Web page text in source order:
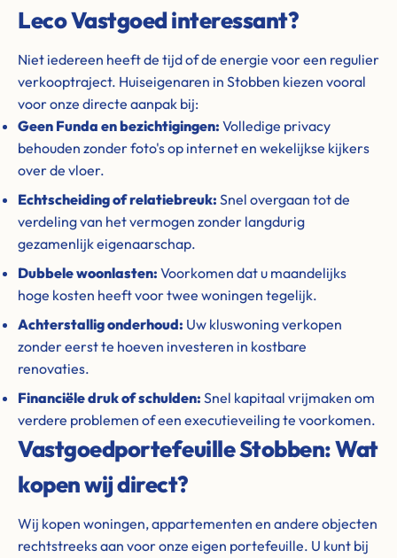
Leco Vastgoed interessant?
Niet iedereen heeft de tijd of de energie voor een regulier
verkooptraject. Huiseigenaren in Stobben kiezen vooral
voor onze directe aanpak bij:
Geen Funda en bezichtigingen: Volledige privacy
behouden zonder foto's op internet en wekelijkse kijkers
over de vloer.
Echtscheiding of relatiebreuk: Snel overgaan tot de
verdeling van het vermogen zonder langdurig
gezamenlijk eigenaarschap.
Dubbele woonlasten: Voorkomen dat u maandelijks
hoge kosten heeft voor twee woningen tegelijk.
Achterstallig onderhoud: Uw kluswoning verkopen
zonder eerst te hoeven investeren in kostbare
renovaties.
Financiële druk of schulden: Snel kapitaal vrijmaken om
verdere problemen of een executieveiling te voorkomen.
Vastgoedportefeuille Stobben: Wat
kopen wij direct?
Wij kopen woningen, appartementen en andere objecten
rechtstreeks aan voor onze eigen portefeuille. U kunt bij